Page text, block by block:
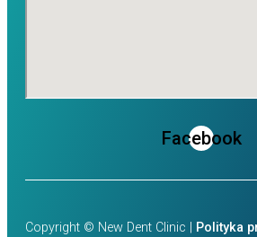
Facebook
Copyright © New Dent Clinic |
Polityka